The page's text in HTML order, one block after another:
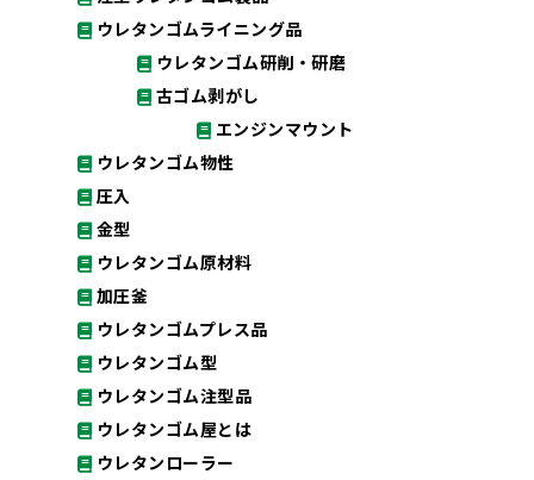
ウレタンゴムライニング品
ウレタンゴム研削・研磨
古ゴム剥がし
エンジンマウント
ウレタンゴム物性
圧入
金型
ウレタンゴム原材料
加圧釜
ウレタンゴムプレス品
ウレタンゴム型
ウレタンゴム注型品
ウレタンゴム屋とは
ウレタンローラー